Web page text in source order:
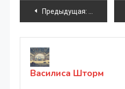
Навигация
по
записям
Предыдущая: Как
Василиса Шторм